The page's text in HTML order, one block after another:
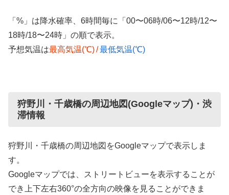
「%」は降水確率、6時間毎に「00〜06時/06〜12時/12〜
18時/18〜24時」の順で表示。
予想気温は最高気温(℃)/最低気温(℃)
狩野川・千歳橋の周辺地図(Googleマップ)・渋
滞情報
狩野川・千歳橋の周辺地図をGoogleマップで表示しま
す。
Googleマップでは、ストリートビューを表示することが
でき上下左右360°の全方向の映像を見ることができま